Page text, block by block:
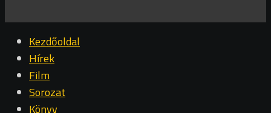
Kezdőoldal
Hírek
Film
Sorozat
Könyv